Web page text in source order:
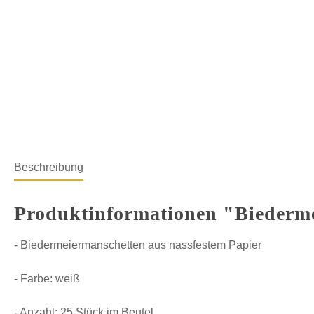
Beschreibung
Produktinformationen
- Biedermeiermanschetten aus nassfestem Papier
- Farbe: weiß